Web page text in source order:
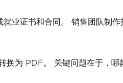
业证书和合同。 销售团队制
为 PDF。 关键问题在于，